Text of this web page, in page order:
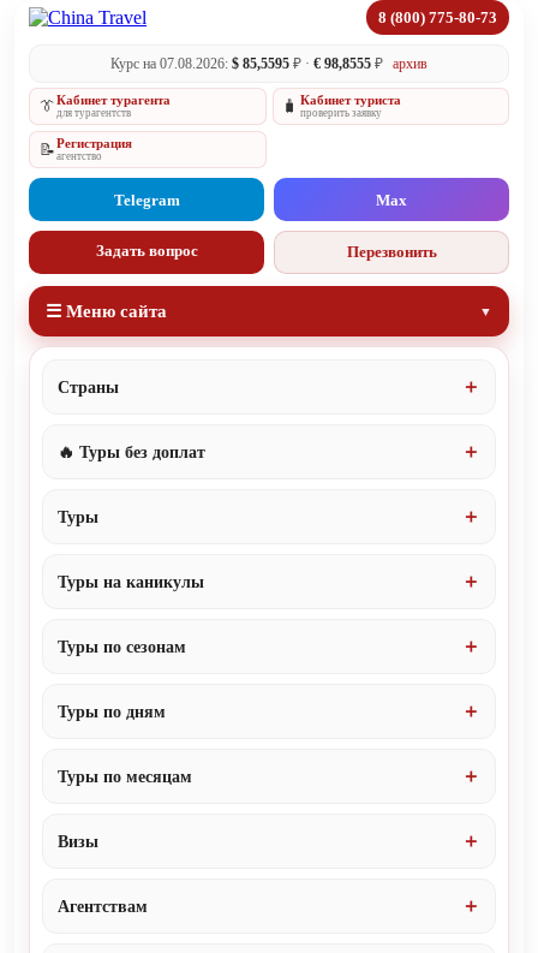
8 (800) 775-80-73
Курс на 07.08.2026: $ 85,5595 ₽ · € 98,8555 ₽ архив
👔Кабинет турагента
для турагентств 🧳 Кабинет туриста
проверить заявку
📝Регистрация
агентство
Telegram Max
Задать вопрос Перезвонить
☰ Меню сайта
Страны
🔥 Туры без доплат
Туры
Туры на каникулы
Туры по сезонам
Туры по дням
Туры по месяцам
Визы
Агентствам